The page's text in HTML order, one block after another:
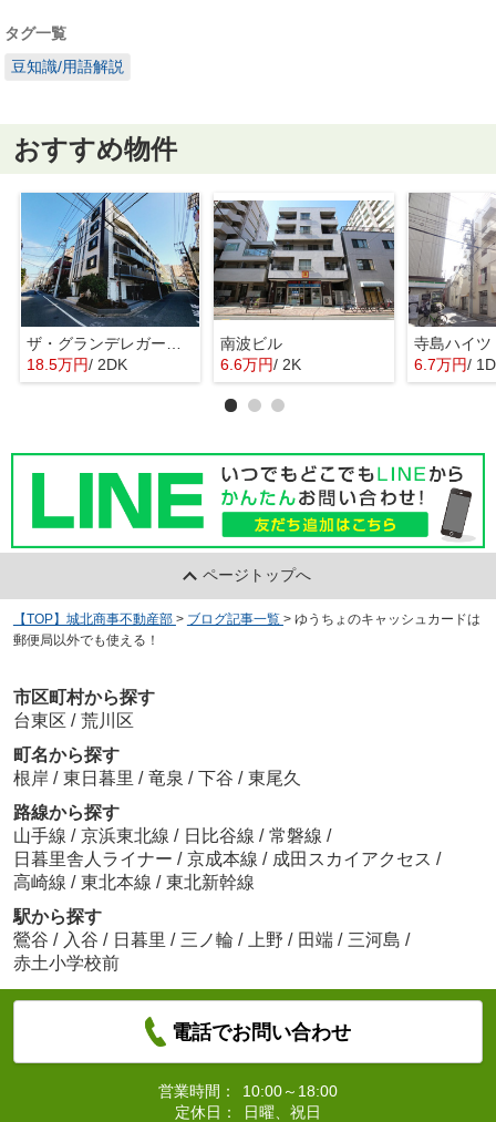
タグ一覧
豆知識/用語解説
おすすめ物件
18.5万円/ 2DK
南波ビル
6.6万円/ 2K
寺島ハイツ
6.7万円/
ページトップへ
【TOP】城北商事不動産部 > ブログ記事一覧 > ゆうちょのキャッシュカードは
郵便局以外でも使える！
市区町村から探す
台東区 / 荒川区
町名から探す
根岸 / 東日暮里 / 竜泉 / 下谷 / 東尾久
路線から探す
山手線 / 京浜東北線 / 日比谷線 / 常磐線 /
日暮里舎人ライナー / 京成本線 / 成田スカイアクセス /
高崎線 / 東北本線 / 東北新幹線
駅から探す
鶯谷 / 入谷 / 日暮里 / 三ノ輪 / 上野 / 田端 / 三河島 /
赤土小学校前
電話でお問い合わせ
営業時間：
10:00～18:00
定休日：
日曜、祝日